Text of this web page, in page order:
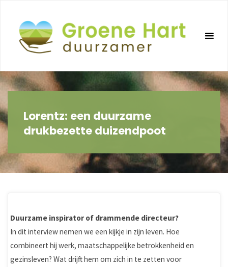
inhoud
Lorentz: een duurzame
drukbezette duizendpoot
Duurzame inspirator of drammende directeur?
In dit interview nemen we een kijkje in zijn leven. Hoe
combineert hij werk, maatschappelijke betrokkenheid en
gezinsleven? Wat drijft hem om zich in te zetten voor